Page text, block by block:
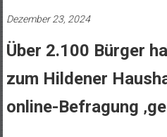
Dezember 23, 2024
Über 2.100 Bürger
zum Hildener
online-Befragung